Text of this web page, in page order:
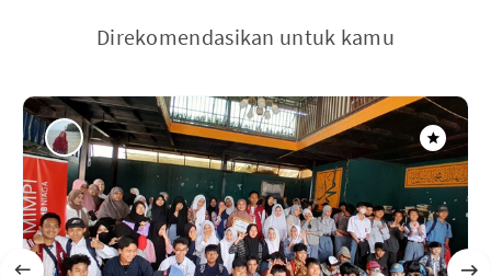
Direkomendasikan untuk kamu